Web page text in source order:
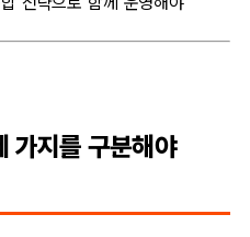
가지를 구분해야